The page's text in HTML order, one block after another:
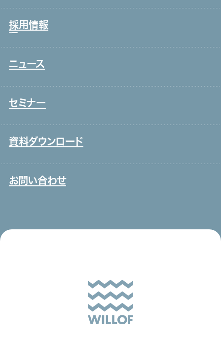
営業
外国人雇用
採用情報
新卒採用
中途採用
ニュース
セミナー
資料ダウンロード
お問い合わせ